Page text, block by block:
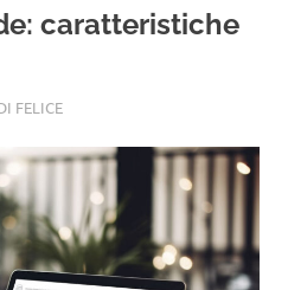
caratteristiche
FELICEGUIDE